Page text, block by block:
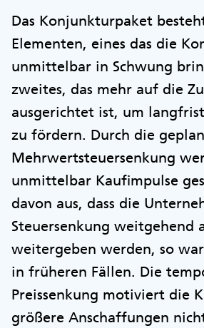
Das Konjunkturpaket
Elementen, eines das die
unmittelbar in Schwung
zweites, das mehr auf die
ausgerichtet ist, um
zu fördern. Durch die
Mehrwertsteuersenkung
unmittelbar Kaufimpulse
davon aus, dass die
Steuersenkung weitgehend
weitergeben werden, so
in früheren Fällen. Die
Preissenkung motiviert die
größere Anschaffungen